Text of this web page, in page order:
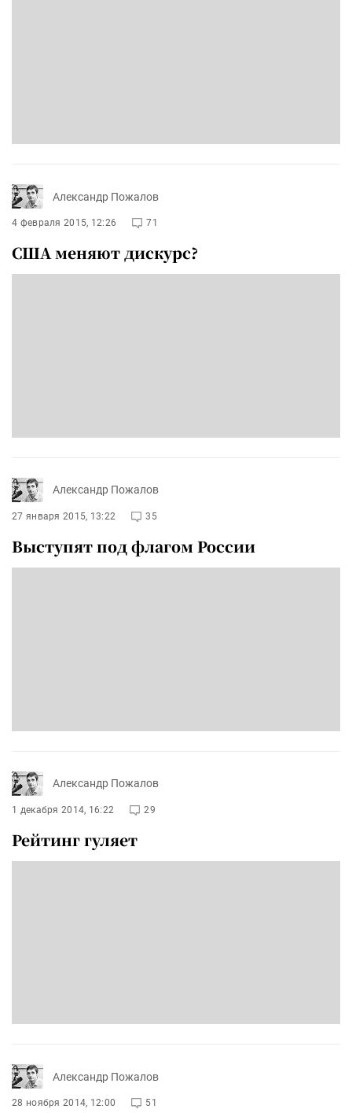
Александр Пожалов
4 февраля 2015, 12:26 71
США меняют дискурс?
Александр Пожалов
27 января 2015, 13:22 35
Выступят под флагом России
Александр Пожалов
1 декабря 2014, 16:22 29
Рейтинг гуляет
Александр Пожалов
28 ноября 2014, 12:00 51